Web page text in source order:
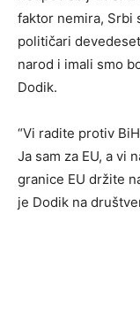
faktor nemira, Srbi
političari
narod i imali smo
Dodik.
“Vi radite protiv
Ja sam za EU, a vi
granice EU držite
je Dodik na